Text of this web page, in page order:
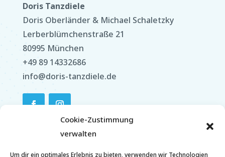
Cookie-Zustimmung
verwalten
Um dir ein optimales Erlebnis zu bieten, verwenden wir Technologien
Doris Tanzdiele
Doris Oberländer & Michael Schaletzky
Lerberblümchenstraße 21
80995 München
+49 89 14332686
info@doris-tanzdiele.de